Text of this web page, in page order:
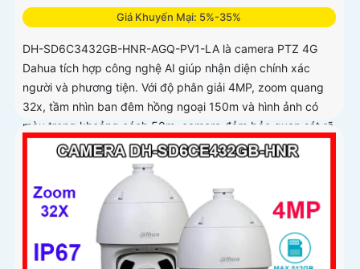
Giá Khuyến Mại: 5%-35%
DH-SD6C3432GB-HNR-AGQ-PV1-LA là camera PTZ 4G
Dahua tích hợp công nghệ AI giúp nhận diện chính xác
người và phương tiện. Với độ phân giải 4MP, zoom quang
32x, tầm nhìn ban đêm hồng ngoại 150m và hình ảnh có
màu trong khoảng cách 50m, camera đảm bảo quan sát rõ
nét 24/7